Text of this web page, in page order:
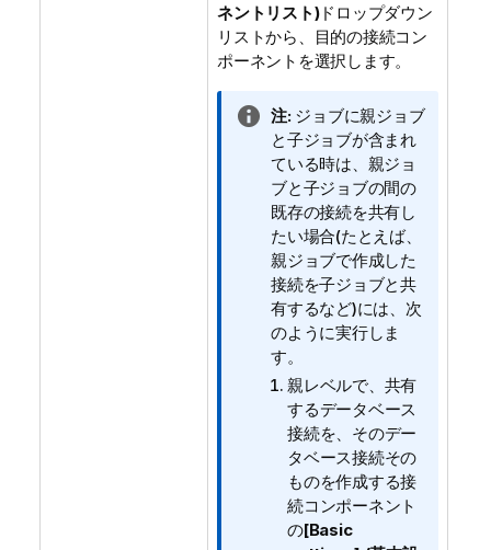
ネントリスト)ドロップダウン
リストから、目的の接続コン
ポーネントを選択します。
情
報
メ
モ
注:ジョブに親ジョブ
と子ジョブが含まれ
ている時は、親ジョ
ブと子ジョブの間の
既存の接続を共有し
たい場合(たとえば、
親ジョブで作成した
接続を子ジョブと共
有するなど)には、次
のように実行しま
す。
親レベルで、共有
するデータベース
接続を、そのデー
タベース接続その
ものを作成する接
続コンポーネント
の[Basic